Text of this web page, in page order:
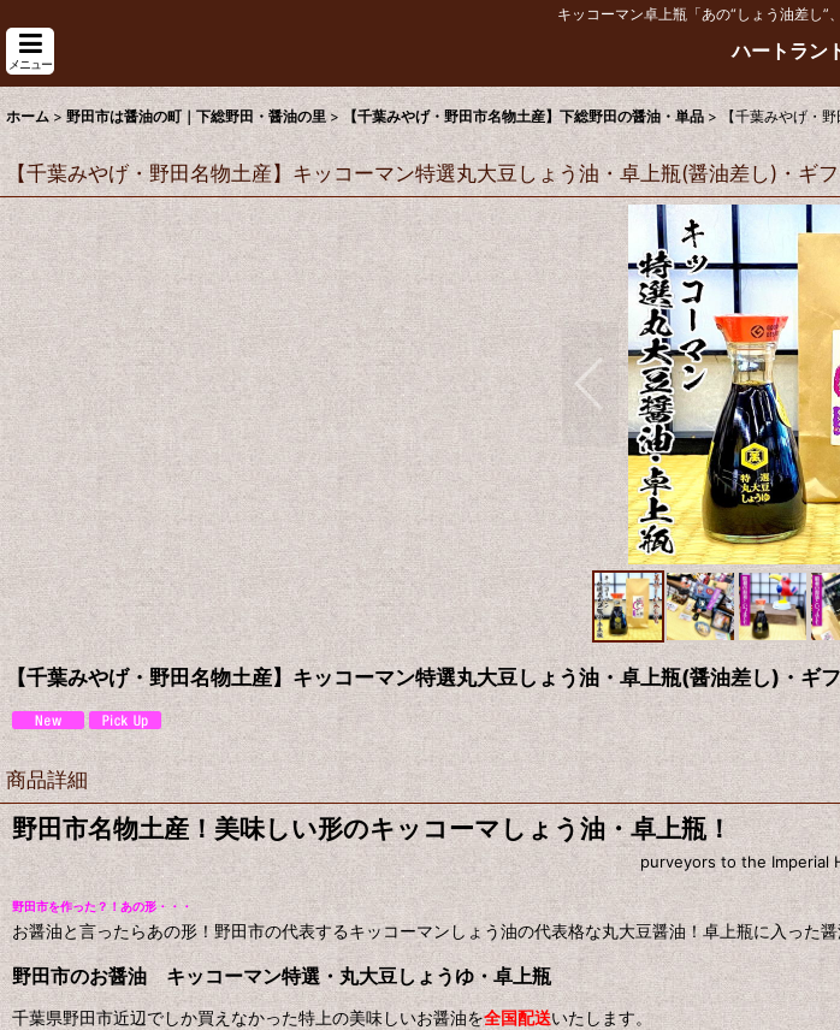
キッコーマン卓上瓶「あの“しょう油差し”
メニュー
ハートラン
ホーム > 野田市は醤油の町｜下総野田・醤油の里 > 【千葉みやげ・野田市名物土産】下総野田の醤油・単品 > 【千葉みやげ・
【千葉みやげ・野田名物土産】キッコーマン特選丸大豆しょう油・卓上瓶(醤油差し)・ギ
【千葉みやげ・野田名物土産】キッコーマン特選丸大豆しょう油・卓上瓶(醤油差し)・ギ
商品詳細
野田市名物土産！美味しい形のキッコーマしょう油・卓上瓶！
purveyors to the Imperial
野田市を作った？！あの形・・・
お醤油と言ったらあの形！野田市の代表するキッコーマンしょう油の代表格な丸大豆醤油！卓上瓶に入った
野田市のお醤油 キッコーマン特選・丸大豆しょうゆ・卓上瓶
千葉県野田市近辺でしか買えなかった特上の美味しいお醤油を全国配送いたします。